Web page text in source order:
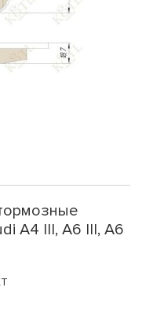
A4 III, A6 III, A6